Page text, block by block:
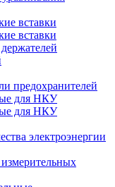
вставки
вставки
предохранителей
для НКУ
для НКУ
электроэнергии